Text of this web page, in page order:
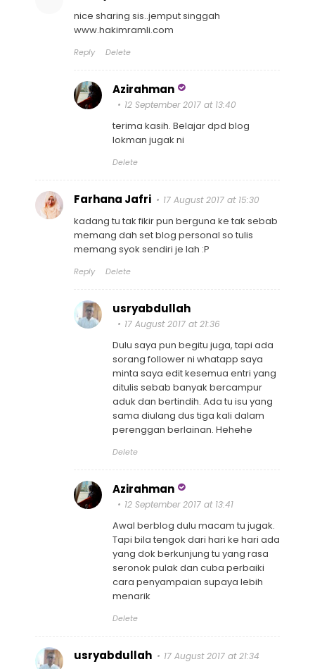
nice sharing sis..jemput singgah
www.hakimramli.com
Reply Delete
Azirahman
12 September 2017 at 13:40
terima kasih. Belajar dpd blog
lokman jugak ni
Delete
Farhana Jafri 17 August 2017 at 15:30
kadang tu tak fikir pun berguna ke tak sebab
memang dah set blog personal so tulis
memang syok sendiri je lah :P
Reply Delete
usryabdullah
17 August 2017 at 21:36
Dulu saya pun begitu juga, tapi ada
sorang follower ni whatapp saya
minta saya edit kesemua entri yang
ditulis sebab banyak bercampur
aduk dan bertindih. Ada tu isu yang
sama diulang dus tiga kali dalam
perenggan berlainan. Hehehe
Delete
Azirahman
12 September 2017 at 13:41
Awal berblog dulu macam tu jugak.
Tapi bila tengok dari hari ke hari ada
yang dok berkunjung tu yang rasa
seronok pulak dan cuba perbaiki
cara penyampaian supaya lebih
menarik
Delete
usryabdullah 17 August 2017 at 21:34